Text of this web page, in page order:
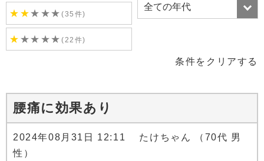
★ ★★ ★★(35件)
★ ★★ ★★(22件)
条件をクリアする
腰痛に効果あり
2024年08月31日 12:11 たけちゃん （70代 男
性）